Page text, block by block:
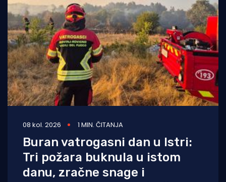
08 kol. 2026 1 MIN. ČITANJA
Buran vatrogasni dan u Istri:
Tri požara buknula u istom
danu, zračne snage i